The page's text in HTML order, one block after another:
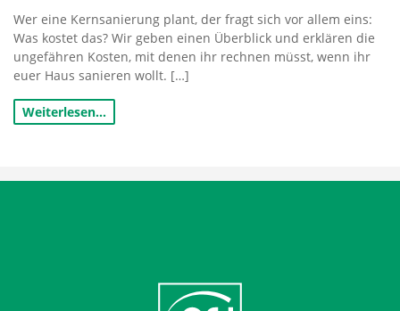
Wer eine Kernsanierung plant, der fragt sich vor allem eins:
Was kostet das? Wir geben einen Überblick und erklären die
ungefähren Kosten, mit denen ihr rechnen müsst, wenn ihr
euer Haus sanieren wollt. […]
Weiterlesen…